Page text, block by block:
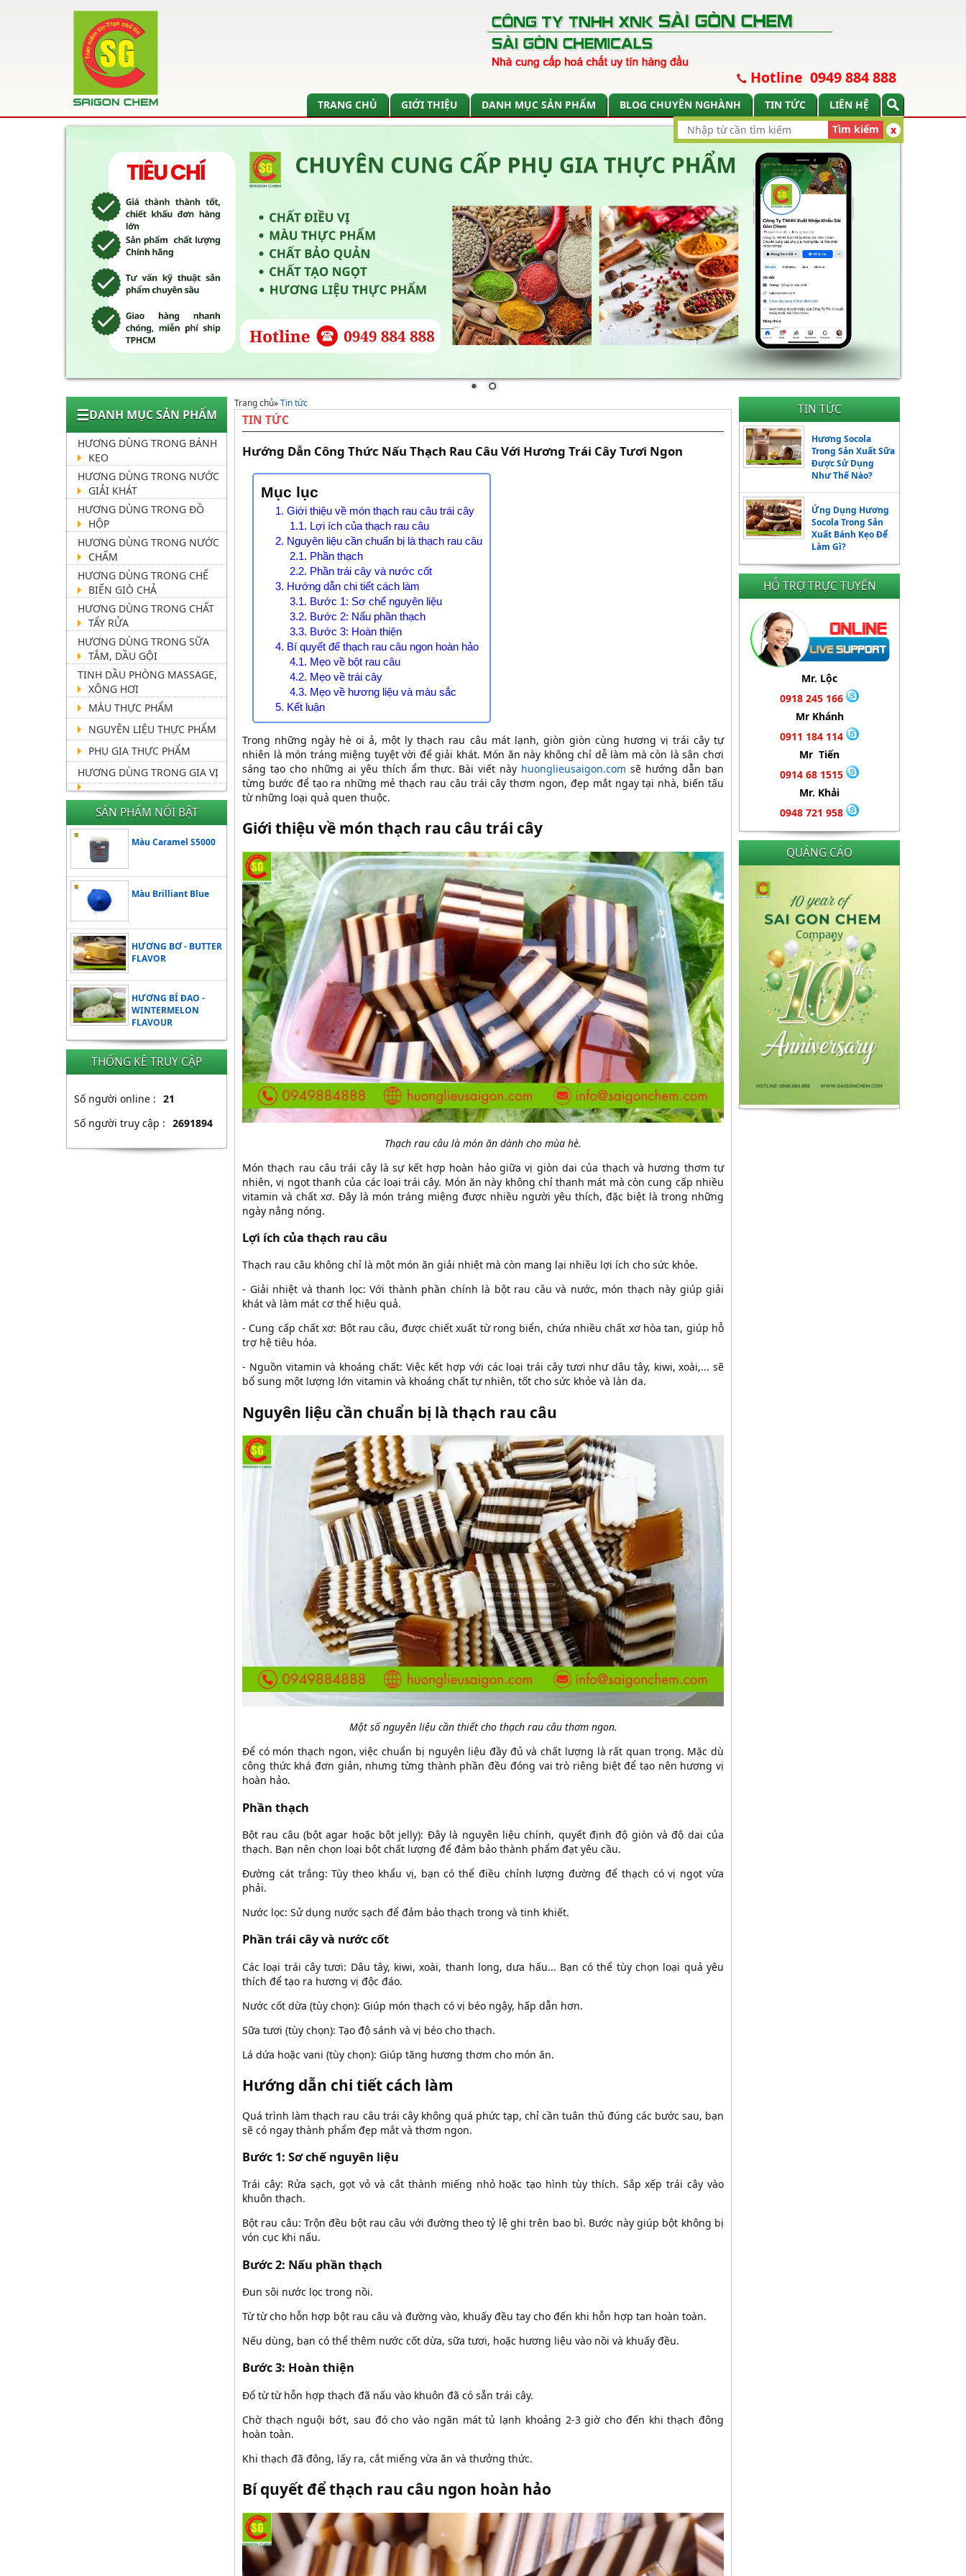
Hotline 0949 884 888
TRANG CHỦ GIỚI THIỆU DANH MỤC SẢN PHẨM BLOG CHUYÊN NGHÀNH TIN TỨC
LIÊN HỆ
x
Tìm kiếm
☰DANH MỤC SẢN PHẨM
HƯƠNG DÙNG TRONG BÁNH
KẸO
HƯƠNG DÙNG TRONG NƯỚC
GIẢI KHÁT
HƯƠNG DÙNG TRONG ĐỒ
HỘP
HƯƠNG DÙNG TRONG NƯỚC
CHẤM
HƯƠNG DÙNG TRONG CHẾ
BIẾN GIÒ CHẢ
HƯƠNG DÙNG TRONG CHẤT
TẨY RỬA
HƯƠNG DÙNG TRONG SỮA
TẮM, DẦU GỘI
TINH DẦU PHÒNG MASSAGE,
XÔNG HƠI
MÀU THỰC PHẨM
NGUYÊN LIỆU THỰC PHẨM
PHỤ GIA THỰC PHẨM
HƯƠNG DÙNG TRONG GIA VỊ
SẢN PHẨM NỔI BẬT
Màu Caramel S5000
Màu Brilliant Blue
HƯƠNG BƠ - BUTTER
FLAVOR
HƯƠNG BÍ ĐAO -
WINTERMELON
FLAVOUR
THỐNG KÊ TRUY CẬP
Số người online : 21
Số người truy cập : 2691894
Trang chủ»Tin tức
TIN TỨC
Hướng Dẫn Công Thức Nấu Thạch Rau Câu Với Hương Trái Cây Tươi Ngon
Mục lục
1. Giới thiệu về món thạch rau câu trái cây
1.1. Lợi ích của thạch rau câu
2. Nguyên liệu cần chuẩn bị là thạch rau câu
2.1. Phần thạch
2.2. Phần trái cây và nước cốt
3. Hướng dẫn chi tiết cách làm
3.1. Bước 1: Sơ chế nguyên liệu
3.2. Bước 2: Nấu phần thạch
3.3. Bước 3: Hoàn thiện
4. Bí quyết để thạch rau câu ngon hoàn hảo
4.1. Mẹo về bột rau câu
4.2. Mẹo về trái cây
4.3. Mẹo về hương liệu và màu sắc
5. Kết luận
Trong những ngày hè oi ả, một ly thạch rau câu mát lạnh, giòn giòn cùng hương vị trái cây tự
nhiên là món tráng miệng tuyệt vời để giải khát. Món ăn này không chỉ dễ làm mà còn là sân chơi
sáng tạo cho những ai yêu thích ẩm thực. Bài viết này huonglieusaigon.com sẽ hướng dẫn bạn
từng bước để tạo ra những mẻ thạch rau câu trái cây thơm ngon, đẹp mắt ngay tại nhà, biến tấu
từ những loại quả quen thuộc.
Giới thiệu về món thạch rau câu trái cây
Thạch rau câu là món ăn dành cho mùa hè.
Món thạch rau câu trái cây là sự kết hợp hoàn hảo giữa vị giòn dai của thạch và hương thơm tự
nhiên, vị ngọt thanh của các loại trái cây. Món ăn này không chỉ thanh mát mà còn cung cấp nhiều
vitamin và chất xơ. Đây là món tráng miệng được nhiều người yêu thích, đặc biệt là trong những
ngày nắng nóng.
Lợi ích của thạch rau câu
Thạch rau câu không chỉ là một món ăn giải nhiệt mà còn mang lại nhiều lợi ích cho sức khỏe.
- Giải nhiệt và thanh lọc: Với thành phần chính là bột rau câu và nước, món thạch này giúp giải
khát và làm mát cơ thể hiệu quả.
- Cung cấp chất xơ: Bột rau câu, được chiết xuất từ rong biển, chứa nhiều chất xơ hòa tan, giúp hỗ
trợ hệ tiêu hóa.
- Nguồn vitamin và khoáng chất: Việc kết hợp với các loại trái cây tươi như dâu tây, kiwi, xoài,... sẽ
bổ sung một lượng lớn vitamin và khoáng chất tự nhiên, tốt cho sức khỏe và làn da.
Nguyên liệu cần chuẩn bị là thạch rau câu
Một số nguyên liệu cần thiết cho thạch rau câu thơm ngon.
Để có món thạch ngon, việc chuẩn bị nguyên liệu đầy đủ và chất lượng là rất quan trọng. Mặc dù
công thức khá đơn giản, nhưng từng thành phần đều đóng vai trò riêng biệt để tạo nên hương vị
hoàn hảo.
Phần thạch
Bột rau câu (bột agar hoặc bột jelly): Đây là nguyên liệu chính, quyết định độ giòn và độ dai của
thạch. Bạn nên chọn loại bột chất lượng để đảm bảo thành phẩm đạt yêu cầu.
Đường cát trắng: Tùy theo khẩu vị, bạn có thể điều chỉnh lượng đường để thạch có vị ngọt vừa
phải.
Nước lọc: Sử dụng nước sạch để đảm bảo thạch trong và tinh khiết.
Phần trái cây và nước cốt
Các loại trái cây tươi: Dâu tây, kiwi, xoài, thanh long, dưa hấu... Bạn có thể tùy chọn loại quả yêu
thích để tạo ra hương vị độc đáo.
Nước cốt dừa (tùy chọn): Giúp món thạch có vị béo ngậy, hấp dẫn hơn.
Sữa tươi (tùy chọn): Tạo độ sánh và vị béo cho thạch.
Lá dứa hoặc vani (tùy chọn): Giúp tăng hương thơm cho món ăn.
Hướng dẫn chi tiết cách làm
Quá trình làm thạch rau câu trái cây không quá phức tạp, chỉ cần tuân thủ đúng các bước sau, bạn
sẽ có ngay thành phẩm đẹp mắt và thơm ngon.
Bước 1: Sơ chế nguyên liệu
Trái cây: Rửa sạch, gọt vỏ và cắt thành miếng nhỏ hoặc tạo hình tùy thích. Sắp xếp trái cây vào
khuôn thạch.
Bột rau câu: Trộn đều bột rau câu với đường theo tỷ lệ ghi trên bao bì. Bước này giúp bột không bị
vón cục khi nấu.
Bước 2: Nấu phần thạch
Đun sôi nước lọc trong nồi.
Từ từ cho hỗn hợp bột rau câu và đường vào, khuấy đều tay cho đến khi hỗn hợp tan hoàn toàn.
Nếu dùng, bạn có thể thêm nước cốt dừa, sữa tươi, hoặc hương liệu vào nồi và khuấy đều.
Bước 3: Hoàn thiện
Đổ từ từ hỗn hợp thạch đã nấu vào khuôn đã có sẵn trái cây.
Chờ thạch nguội bớt, sau đó cho vào ngăn mát tủ lạnh khoảng 2-3 giờ cho đến khi thạch đông
hoàn toàn.
Khi thạch đã đông, lấy ra, cắt miếng vừa ăn và thưởng thức.
Bí quyết để thạch rau câu ngon hoàn hảo
TIN TỨC
Hương Socola
Trong Sản Xuất Sữa
Được Sử Dụng
Như Thế Nào?
Ứng Dụng Hương
Socola Trong Sản
Xuất Bánh Kẹo Để
Làm Gì?
HỖ TRỢ TRỰC TUYẾN
Mr. Lộc
0918 245 166
Mr Khánh
0911 184 114
Mr Tiến
0914 68 1515
Mr. Khải
0948 721 958
QUẢNG CÁO